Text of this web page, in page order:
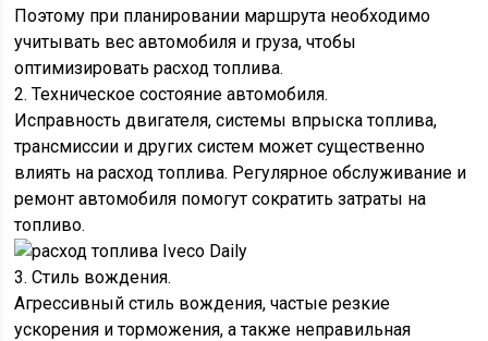
Поэтому при планировании маршрута необходимо
учитывать вес автомобиля и груза, чтобы
оптимизировать расход топлива.
2. Техническое состояние автомобиля.
Исправность двигателя, системы впрыска топлива,
трансмиссии и других систем может существенно
влиять на расход топлива. Регулярное обслуживание и
ремонт автомобиля помогут сократить затраты на
топливо.
3. Стиль вождения.
Агрессивный стиль вождения, частые резкие
ускорения и торможения, а также неправильная